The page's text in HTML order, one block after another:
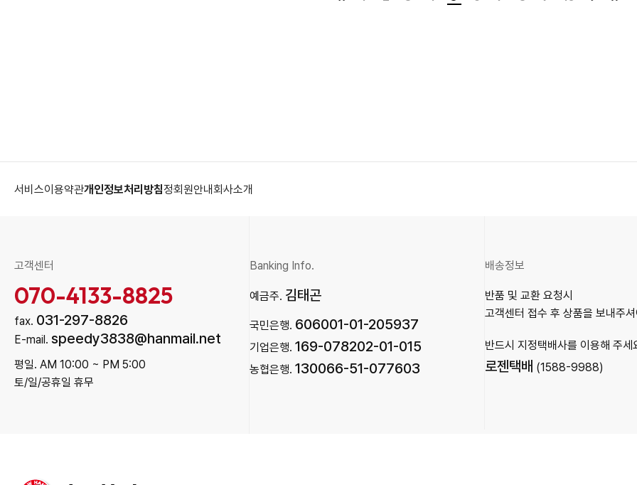
서비스이용약관개인정보처리방침정회원안내회사소개
고객센터
070-4133-8825
fax. 031-297-8826
E-mail. speedy3838@hanmail.net
평일. AM 10:00 ~ PM 5:00
토/일/공휴일 휴무
Banking Info.
예금주. 김태곤
국민은행. 606001-01-205937
기업은행. 169-078202-01-015
농협은행. 130066-51-077603
배송정보
반품 및 교환 요청시
고객센터 접수 후 상품을 보내주
반드시 지정택배사를 이용해 주세
로젠택배 (1588-9988)